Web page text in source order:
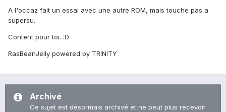
A l'occaz fait un essai avec une autre ROM, mais touche pas a
supersu.
Content pour toi. :D
RasBeanJelly powered by TRINITY
Archivé
Ce sujet est désormais archivé et ne peut plus recevoir